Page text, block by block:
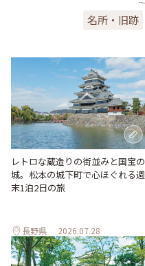
名所・旧跡
レトロな蔵造りの街並みと国宝の
城。松本の城下町で心ほぐれる週
末1泊2日の旅
長野県 2026.07.28